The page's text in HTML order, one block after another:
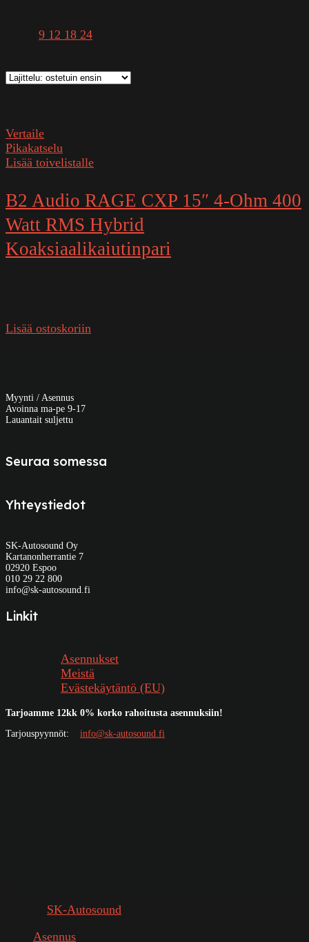
9 12 18 24
Vertaile
Pikakatselu
Lisää toivelistalle
B2 Audio RAGE CXP 15″ 4-Ohm 400
Watt RMS Hybrid
Koaksiaalikaiutinpari
Lisää ostoskoriin
Myynti / Asennus
Avoinna ma-pe 9-17
Lauantait suljettu
Seuraa somessa
Yhteystiedot
SK-Autosound Oy
Kartanonherrantie 7
02920 Espoo
010 29 22 800
info@sk-autosound.fi
Linkit
Asennukset
Meistä
Evästekäytäntö (EU)
Tarjoamme 12kk 0% korko rahoitusta asennuksiin!
Tarjouspyynnöt: info@sk-autosound.fi
SK-Autosound
Asennus